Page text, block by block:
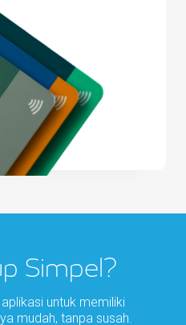
Simpel?
untuk memiliki
mudah, tanpa susah.